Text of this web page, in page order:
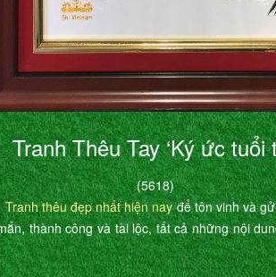
Tranh Thêu Tay ‘Ký ức tuổi
(5618)
Tranh thêu đẹp nhất hiện nayđể tôn vinh và
thành công và tài lộc, tất cả những nội